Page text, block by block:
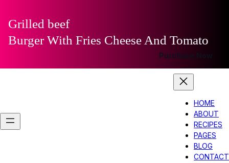
Grilled beef
Burger With Fries Cheese And Tomato
Purchase Now
HOME
ABOUT
RECIPES
PAGES
BLOG
CONTACT